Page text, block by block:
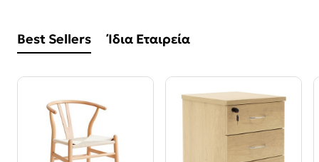
Best Sellers Ίδια Εταιρεία